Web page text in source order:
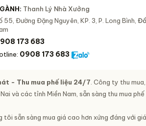
Thanh Lý Nhà Xưởng
55, Đường Đặng Nguyên, KP. 3, P. Long Bình,
173 683
0908 173 683
- Thu mua phế liệu 24/7 . Công ty thu
và các tỉnh Miền Nam, sẵn sàng thu mua phế
tôi sẵn sàng mua giá cao hơn xứng đáng với